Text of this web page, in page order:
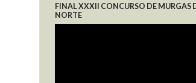
FINAL XXXII CONCURSO DE MURGAS
NORTE